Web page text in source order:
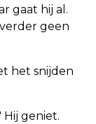
gaat hij al.
geen
het snijden
Hij geniet.